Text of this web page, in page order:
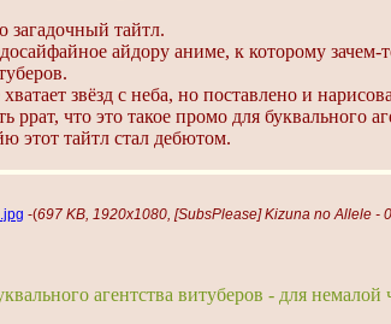
загадочный тайтл.
айдору аниме, к которому
звёзд с неба, но поставлено и
ррат, что это такое промо для буквального
этот тайтл стал дебютом.
-(697 KB, 1920x1080, [SubsPlease] Kizuna no Allele
агентства витуберов - для